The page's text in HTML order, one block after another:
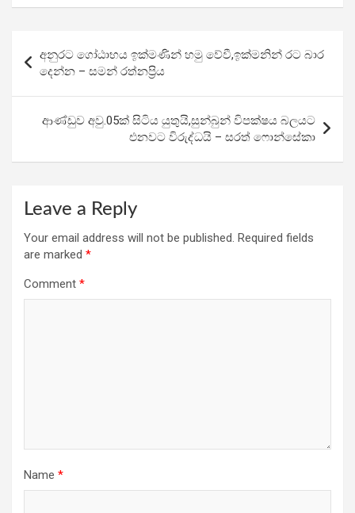
ce
b
o
o
k
tt
er
at
A
p
p
e
gr
a
m
ar
e
navigation
අනුරට ගෝඨාභය ඉක්මණින් හමු වේවී,ඉක්මනින් රට බාර
දෙන්න – සමන් රත්නප්‍රිය
ආණ්ඩුව අවු.05ක් සිටිය යුතුයි,සුන්බුන් විපක්ෂය බලයට
එනවට විරුද්ධයි – සරත් ෆොන්සේකා
Leave a Reply
Your email address will not be published. Required fields
are marked *
Comment *
Name *